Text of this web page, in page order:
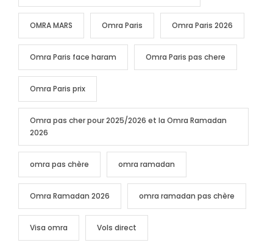
OMRA MARS Omra Paris Omra Paris 2026
Omra Paris face haram Omra Paris pas chere
Omra Paris prix
Omra pas cher pour 2025/2026 et la Omra Ramadan
2026
omra pas chère omra ramadan
Omra Ramadan 2026 omra ramadan pas chère
Visa omra Vols direct